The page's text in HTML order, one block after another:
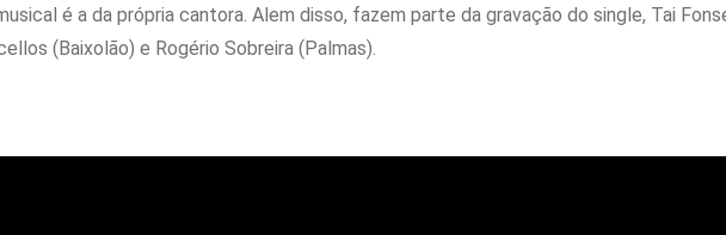
é a da própria cantora. Alem disso, fazem parte da gravação do single, Tai
(Baixolão) e Rogério Sobreira (Palmas).